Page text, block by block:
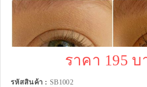
ราคา 195 บ
รหัสสินค้า : SB1002